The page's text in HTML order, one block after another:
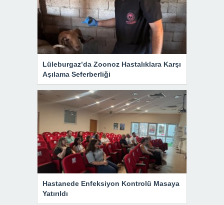
Lüleburgaz’da Zoonoz Hastalıklara Karşı
Aşılama Seferberliği
Hastanede Enfeksiyon Kontrolü Masaya
Yatırıldı